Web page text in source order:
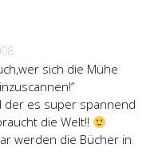
sich die Mühe
der es super spannend
die Welt!!
werden die Bücher in